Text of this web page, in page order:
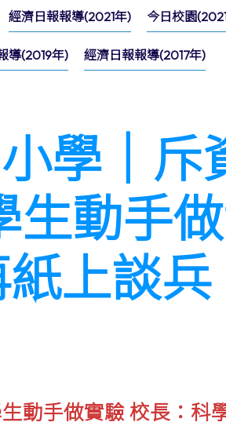
經濟日報報導(2021年) 今日校園
導(2019年) 經濟日報報導(2017年)
學｜斥
生動手
上談兵
動手做實驗 校長：科